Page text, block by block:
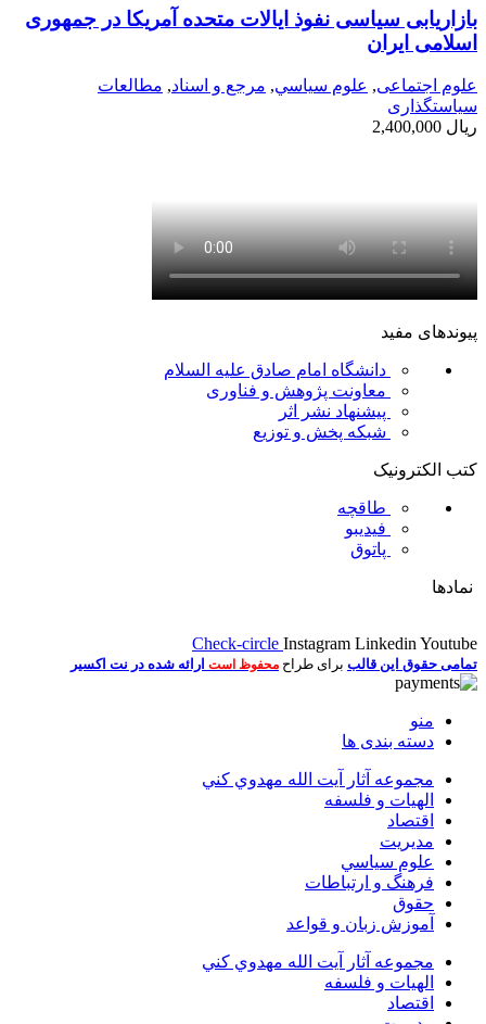
بازاریابی سیاسی نفوذ ایالات متحده آمریکا در جمهوری
اسلامی ایران
علوم اجتماعی, علوم سياسي, مرجع و اسناد, مطالعات
سیاستگذاری
ریال
پیوندهای مفید
دانشگاه امام صادق علیه السلام
معاونت پژوهش و فناوری
پیشنهاد نشر اثر
شبکه پخش و توزیع
کتب الکترونیک
طاقچه
فیدیبو
پاتوق
نمادها
Check-circle Instagram Linkedin Youtube
تمامی حقوق این قالب برای طراح محفوظ است ارائه شده در نت اکسیر
منو
دسته بندی ها
مجموعه آثار آيت الله مهدوي كني
الهیات و فلسفه
اقتصاد
مديريت
علوم سياسي
فرهنگ و ارتباطات
حقوق
آموزش زبان و قواعد
مجموعه آثار آيت الله مهدوي كني
الهیات و فلسفه
اقتصاد